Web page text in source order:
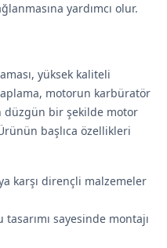
yardımcı olur.
yüksek kaliteli
motorun karbüratör
düzgün bir şekilde motor
başlıca özellikleri
karşı dirençli malzemeler
tasarımı sayesinde montajı